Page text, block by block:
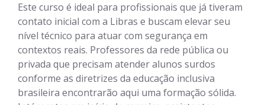
Este curso é ideal para profissionais que já tiveram
contato inicial com a Libras e buscam elevar seu
nível técnico para atuar com segurança em
contextos reais. Professores da rede pública ou
privada que precisam atender alunos surdos
conforme as diretrizes da educação inclusiva
brasileira encontrarão aqui uma formação sólida.